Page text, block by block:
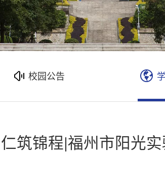
校园公告
筑锦程|福州市阳光